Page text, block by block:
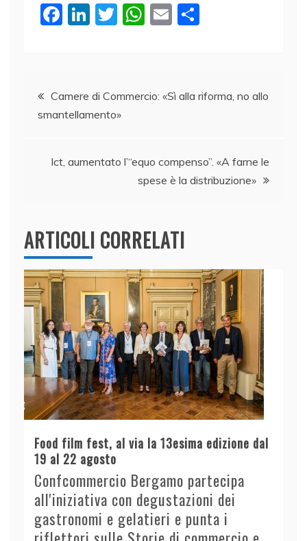
F
b
o
k
Li
dI
n
T
W
A
E
vi
Navigazione
articoli
Camere di Commercio: «Sì alla riforma, no allo
smantellamento»
Ict, aumentato l’“equo compenso”. «A farne le
spese è la distribuzione»
ARTICOLI CORRELATI
Food film fest, al via la 13esima edizione dal
19 al 22 agosto
Confcommercio Bergamo partecipa
all'iniziativa con degustazioni dei
gastronomi e gelatieri e punta i